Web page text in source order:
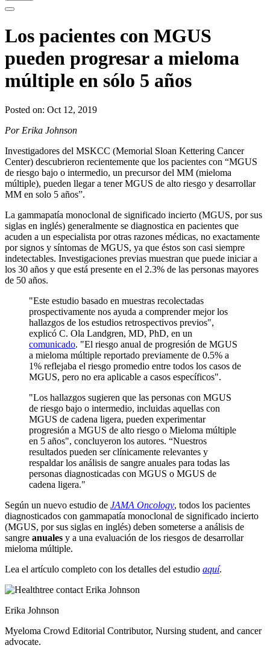
Los pacientes con MGUS
pueden progresar a mieloma
múltiple en sólo 5 años
Posted on: Oct 12, 2019
Por Erika Johnson
Investigadores del MSKCC (Memorial Sloan Kettering Cancer
Center) descubrieron recientemente que los pacientes con “MGUS
de riesgo bajo o intermedio, un precursor del MM (mieloma
múltiple), pueden llegar a tener MGUS de alto riesgo y desarrollar
MM en solo 5 años”.
La gammapatía monoclonal de significado incierto (MGUS, por sus
siglas en inglés) generalmente se diagnostica en pacientes que
acuden a un especialista por otras razones médicas, no exactamente
por signos y síntomas de MGUS, ya que éstos son casi siempre
indetectables. Investigaciones previas muestran que puede iniciar a
los 30 años y que está presente en el 2.3% de las personas mayores
de 50 años.
"Este estudio basado en muestras recolectadas
prospectivamente nos ayuda a comprender mejor los
hallazgos de los estudios retrospectivos previos",
explicó C. Ola Landgren, MD, PhD, en un
comunicado. "El riesgo anual de progresión de MGUS
a mieloma múltiple reportado previamente de 0.5% a
1% reflejaba el riesgo promedio entre todos los casos de
MGUS, pero no era aplicable a casos específicos".
"Los hallazgos sugieren que las personas con MGUS
de riesgo bajo o intermedio, incluidas aquellas con
MGUS de cadena ligera, pueden experimentar
progresión a MGUS de alto riesgo o Mieloma múltiple
en 5 años", concluyeron los autores. “Nuestros
resultados pueden ser clínicamente relevantes y
respaldar los análisis de sangre anuales para todas las
personas diagnosticadas con MGUS o MGUS de
cadena ligera."
Según un nuevo estudio de JAMA Oncology, todos los pacientes
diagnosticados con gammapatía monoclonal de significado incierto
(MGUS, por sus siglas en inglés) deben someterse a análisis de
sangre anuales y a una evaluación de los riesgos de desarrollar
mieloma múltiple.
Lea el artículo completo con los detalles del estudio aquí.
Erika Johnson
Myeloma Crowd Editorial Contributor, Nursing student, and cancer
advocate.